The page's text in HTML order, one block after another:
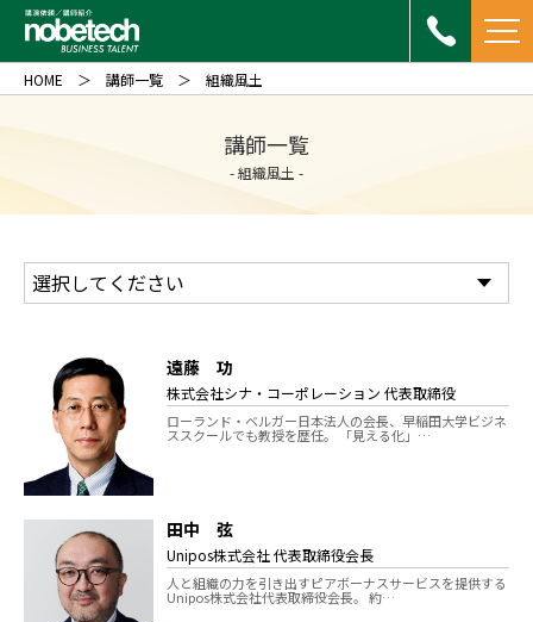
講師一覧
- 組織風土 -
HOME 講師一覧 組織風土
遠藤 功
株式会社シナ・コーポレーション 代表取締役
ローランド・ベルガー日本法人の会長、早稲田大学ビジネ
ススクールでも教授を歴任。 「見える化」…
田中 弦
Unipos株式会社 代表取締役会長
人と組織の力を引き出すピアボーナスサービスを提供する
Unipos株式会社代表取締役会長。 約…